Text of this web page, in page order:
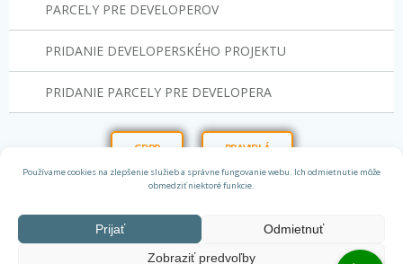
Používame cookies na zlepšenie služieb a správne fungovanie webu. Ich odmietnutie môže
obmedziť niektoré funkcie.
Prijať
Odmietnuť
Zobraziť predvoľby
PARCELY PRE DEVELOPEROV
PRIDANIE DEVELOPERSKÉHO PROJEKTU
PRIDANIE PARCELY PRE DEVELOPERA
GDPR PRAVIDLÁ